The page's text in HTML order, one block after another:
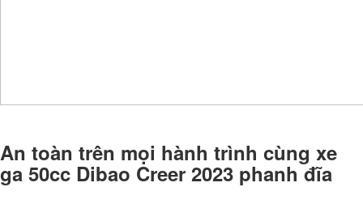
An toàn trên mọi hành trình cùng xe
ga 50cc Dibao Creer 2023 phanh đĩa